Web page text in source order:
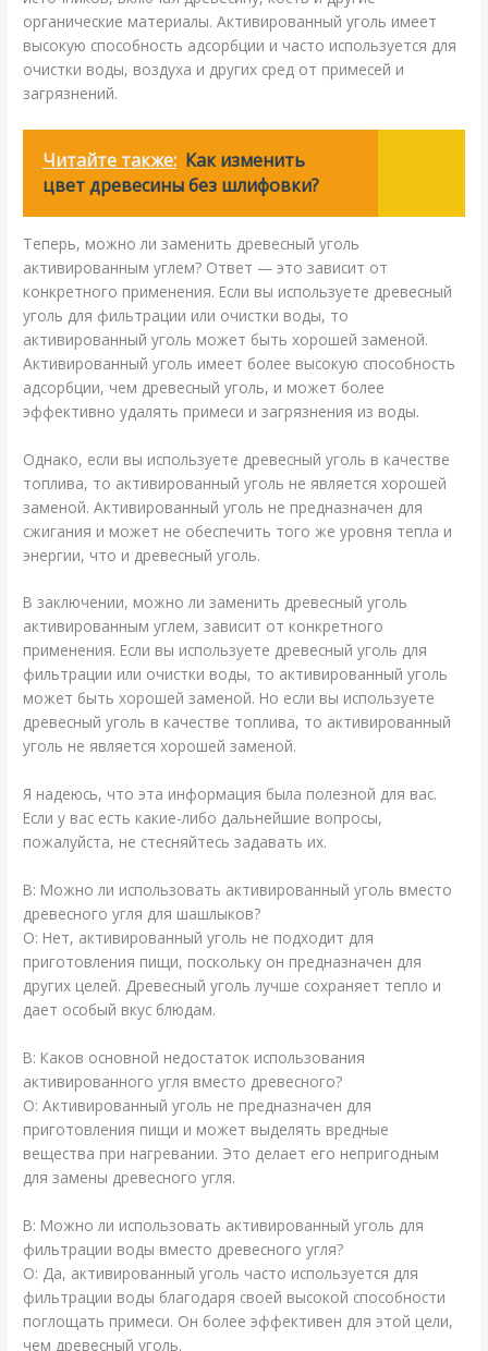
органические материалы. Активированный уголь имеет
высокую способность адсорбции и часто используется для
очистки воды, воздуха и других сред от примесей и
загрязнений.
Читайте также: Как изменить
цвет древесины без шлифовки?
Теперь, можно ли заменить древесный уголь
активированным углем? Ответ — это зависит от
конкретного применения. Если вы используете древесный
уголь для фильтрации или очистки воды, то
активированный уголь может быть хорошей заменой.
Активированный уголь имеет более высокую способность
адсорбции, чем древесный уголь, и может более
эффективно удалять примеси и загрязнения из воды.
Однако, если вы используете древесный уголь в качестве
топлива, то активированный уголь не является хорошей
заменой. Активированный уголь не предназначен для
сжигания и может не обеспечить того же уровня тепла и
энергии, что и древесный уголь.
В заключении, можно ли заменить древесный уголь
активированным углем, зависит от конкретного
применения. Если вы используете древесный уголь для
фильтрации или очистки воды, то активированный уголь
может быть хорошей заменой. Но если вы используете
древесный уголь в качестве топлива, то активированный
уголь не является хорошей заменой.
Я надеюсь, что эта информация была полезной для вас.
Если у вас есть какие-либо дальнейшие вопросы,
пожалуйста, не стесняйтесь задавать их.
В: Можно ли использовать активированный уголь вместо
древесного угля для шашлыков?
О: Нет, активированный уголь не подходит для
приготовления пищи, поскольку он предназначен для
других целей. Древесный уголь лучше сохраняет тепло и
дает особый вкус блюдам.
В: Каков основной недостаток использования
активированного угля вместо древесного?
О: Активированный уголь не предназначен для
приготовления пищи и может выделять вредные
вещества при нагревании. Это делает его непригодным
для замены древесного угля.
В: Можно ли использовать активированный уголь для
фильтрации воды вместо древесного угля?
О: Да, активированный уголь часто используется для
фильтрации воды благодаря своей высокой способности
поглощать примеси. Он более эффективен для этой цели,
чем древесный уголь.